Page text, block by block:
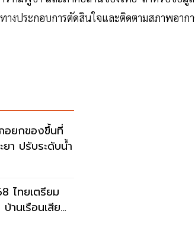
งประกอบการตัดสินใจและติดตามสภาพอาก
อยกของขึ้นที่
า ปรับระดับน้ำ
ไทยเตรียม
านเรือนเสีย